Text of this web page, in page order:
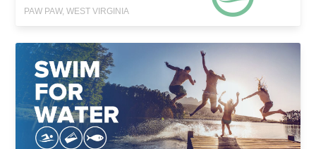
PAW PAW, WEST VIRGINIA